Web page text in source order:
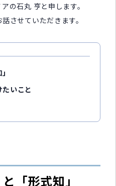
の石丸 亨と申します。
させていただきます。
いこと
「形式知」